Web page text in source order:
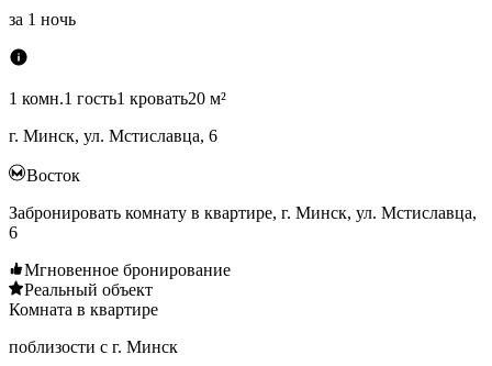
за 1 ночь
1 комн.1 гость1 кровать20 м²
г. Минск, ул. Мстиславца, 6
Восток
Забронировать комнату в квартире, г. Минск, ул. Мстиславца,
6
Мгновенное бронирование
Реальный объект
Комната в квартире
поблизости с г. Минск